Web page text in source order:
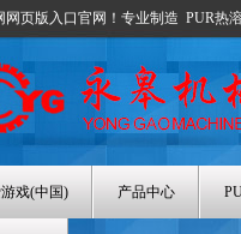
页版入口官网！专业制造 PUR热
戏(中国) 产品中心